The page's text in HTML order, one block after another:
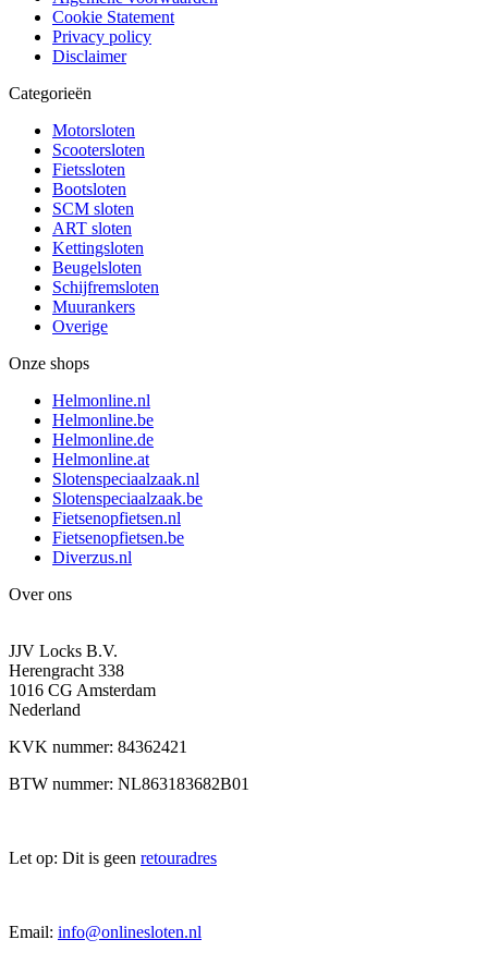
Cookie Statement
Privacy policy
Disclaimer
Categorieën
Motorsloten
Scootersloten
Fietssloten
Bootsloten
SCM sloten
ART sloten
Kettingsloten
Beugelsloten
Schijfremsloten
Muurankers
Overige
Onze shops
Helmonline.nl
Helmonline.be
Helmonline.de
Helmonline.at
Slotenspeciaalzaak.nl
Slotenspeciaalzaak.be
Fietsenopfietsen.nl
Fietsenopfietsen.be
Diverzus.nl
Over ons
JJV Locks B.V.
Herengracht 338
1016 CG Amsterdam
Nederland
KVK nummer: 84362421
BTW nummer: NL863183682B01
Let op: Dit is geen retouradres
Email: info@onlinesloten.nl